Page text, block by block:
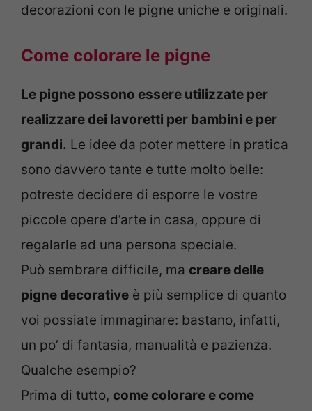
decorazioni con le pigne uniche e originali.
Come colorare le pigne
Le pigne possono essere utilizzate per
realizzare dei lavoretti per bambini e per
grandi. Le idee da poter mettere in pratica
sono davvero tante e tutte molto belle:
potreste decidere di esporre le vostre
piccole opere d’arte in casa, oppure di
regalarle ad una persona speciale.
Può sembrare difficile, ma creare delle
pigne decorative è più semplice di quanto
voi possiate immaginare: bastano, infatti,
un po’ di fantasia, manualità e pazienza.
Qualche esempio?
Prima di tutto, come colorare e come